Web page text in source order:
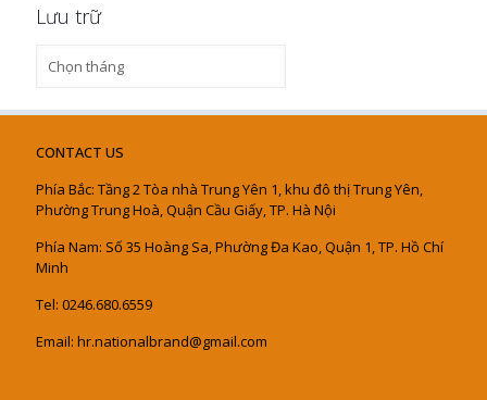
Lưu trữ
trữ
CONTACT US
Phía Bắc: Tầng 2 Tòa nhà Trung Yên 1, khu đô thị Trung Yên,
Phường Trung Hoà, Quận Cầu Giấy, TP. Hà Nội
Phía Nam: Số 35 Hoàng Sa, Phường Đa Kao, Quận 1, TP. Hồ Chí
Minh
Tel: 0246.680.6559
Email: hr.nationalbrand@gmail.com